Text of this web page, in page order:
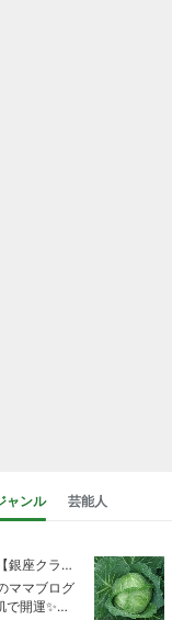
ャンル 芸能人
【銀座クラブ高嶋】元OL婚約破棄から24歳で銀座ママ25歳でオーナーママ銀座 美肌で開運♡パワースポット巡り高嶋りえ子ブログ
ママブログ
で開運✨銀